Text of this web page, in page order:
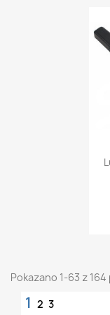
Pokazano 1-63 z
1 2 3